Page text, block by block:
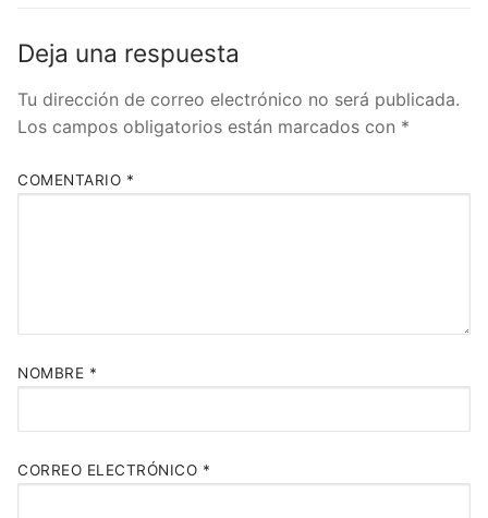
Deja una respuesta
Tu dirección de correo electrónico no será publicada.
Los campos obligatorios están marcados con *
COMENTARIO *
NOMBRE *
CORREO ELECTRÓNICO *